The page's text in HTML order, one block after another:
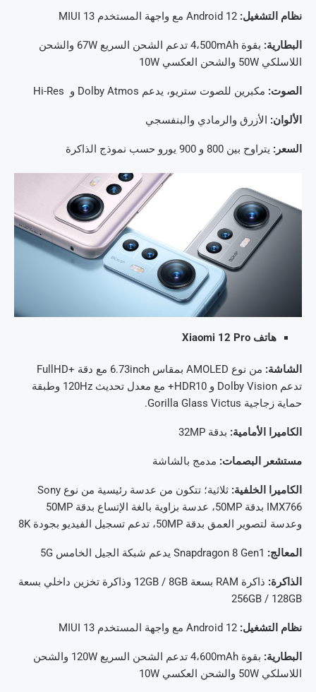
نظام التشغيل:
البطارية:
بقوة 4،500mAh تدعم الشحن السريع 67W والشحن
اللاسلكي 50W والشحن العكسي 10W
الصوت: مكبرين للصوت ستريو، يدعم Dolby Atmos و Hi-Res
الألوان: الأزرق والرمادي والبنفسجي
السعر: يتراوح بين 800 و 900 يورو حسب نموذج الذاكرة
هاتف Xiaomi 12 Pro
الشاشة:
من نوع AMOLED بمقاس 6.73inch مع دقة +FullHD
تدعم Dolby Vision و HDR10+ مع معدل تحديث 120Hz وطبقة
حماية زجاجية Gorilla Glass Victus.
الكاميرا الأمامية: بدقة 32MP
مستشعر البصمات: مدمج بالشاشة
الكاميرا الخلفية:
ثلاثية؛ تتكون من عدسة رئيسية من نوع Sony
IMX766 بدقة 50MP، عدسة بزاوية بالغة الإتساع بدقة 50MP
وعدسة لتصوير العمق بدقة 50MP، تدعم تسجيل الفيديو بجودة 8K
المعالج:
الذاكرة:
ذاكرة RAM بسعة 12GB / 8GB وذاكرة تخزين داخلي بسعة
256GB / 128GB
نظام التشغيل:
البطارية:
بقوة 4،600mAh تدعم الشحن السريع 120W والشحن
اللاسلكي 50W والشحن العكسي 10W